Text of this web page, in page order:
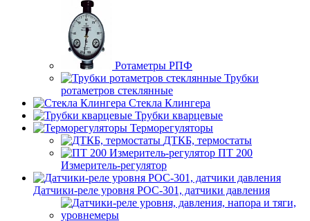
Ротаметры РПФ
Трубки
ротаметров стеклянные
Стекла Клингера
Трубки кварцевые
Терморегуляторы
ДТКБ, термостаты
ПТ 200
Измеритель-регулятор
Датчики-реле уровня РОС-301, датчики давления